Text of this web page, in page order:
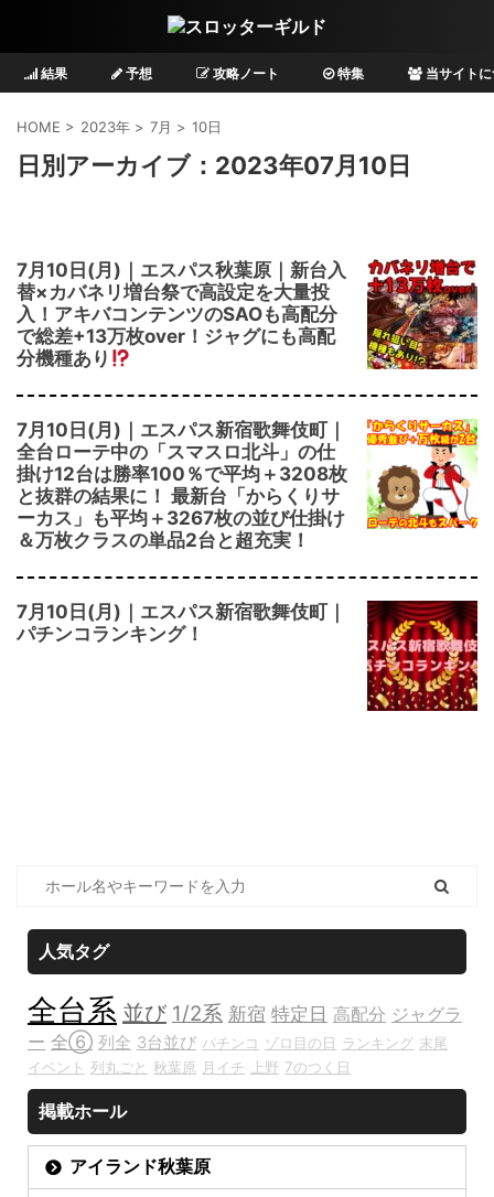
結果 予想 攻略ノート 特集 当サイト
HOME > 2023年 > 7月 > 10日
日別アーカイブ：2023年07月10日
7月10日(月)｜エスパス秋葉原｜新台入
替×カバネリ増台祭で高設定を大量投
入！アキバコンテンツのSAOも高配分
で総差+13万枚over！ジャグにも高配
分機種あり
7月10日(月)｜エスパス新宿歌舞伎町｜
全台ローテ中の「スマスロ北斗」の仕
掛け12台は勝率100％で平均＋3208枚
と抜群の結果に！ 最新台「からくりサ
ーカス」も平均＋3267枚の並び仕掛け
＆万枚クラスの単品2台と超充実！
7月10日(月)｜エスパス新宿歌舞伎町｜
パチンコランキング！
人気タグ
全台系 並び 1/2系 新宿 特定日 高配分 ジャグラ
ー 全⑥ 列全 3台並び パチンコ ゾロ目の日 ランキング 末尾
イベント 列丸ごと 秋葉原 月イチ 上野 7のつく日
掲載ホール
アイランド秋葉原